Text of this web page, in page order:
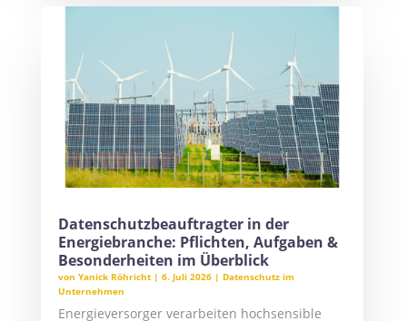
Datenschutzbeauftragter in der
Energiebranche: Pflichten, Aufgaben &
Besonderheiten im Überblick
von Yanick Röhricht| 6. Juli 2026| Datenschutz im
Unternehmen
Energieversorger verarbeiten hochsensible